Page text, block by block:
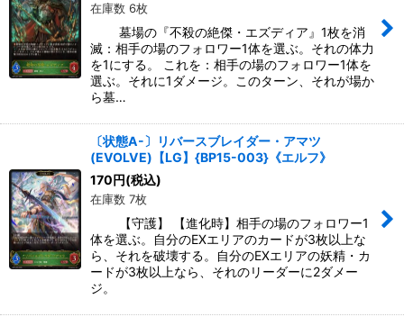
在庫数 6枚
墓場の『不殺の絶傑・エズディア』1枚を消
滅：相手の場のフォロワー1体を選ぶ。それの体力
を1にする。 これを：相手の場のフォロワー1体を
選ぶ。それに1ダメージ。このターン、それが場か
ら墓…
〔状態A-〕リバースブレイダー・アマツ
(EVOLVE)【LG】{BP15-003}《エルフ》
170円(税込)
在庫数 7枚
【守護】 【進化時】相手の場のフォロワー1
体を選ぶ。自分のEXエリアのカードが3枚以上な
ら、それを破壊する。自分のEXエリアの妖精・カ
ードが3枚以上なら、それのリーダーに2ダメー
ジ。